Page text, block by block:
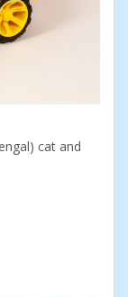
cat and